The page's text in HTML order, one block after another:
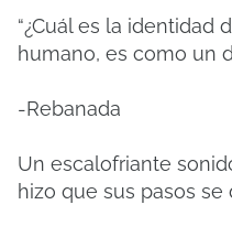
“¿Cuál es la identidad
humano, es como un
-Rebanada
Un escalofriante
hizo que sus pasos